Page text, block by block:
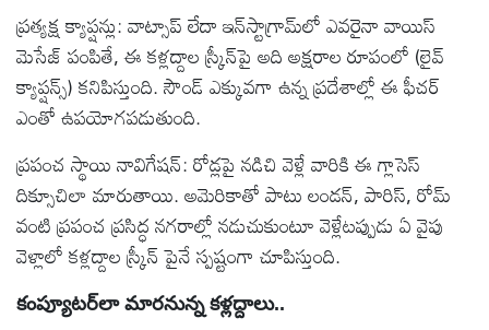
ప్రత్యక్ష క్యాప్షన్లు: వాట్సాప్ లేదా ఇన్‌స్టాగ్రామ్‌లో ఎవరైనా వాయిస్
మెసేజ్ పంపితే, ఈ కళ్లద్దాల స్క్రీన్‌పై అది అక్షరాల రూపంలో (లైవ్
క్యాప్షన్స్) కనిపిస్తుంది. సౌండ్ ఎక్కువగా ఉన్న ప్రదేశాల్లో ఈ ఫీచర్
ఎంతో ఉపయోగపడుతుంది.
ప్రపంచ స్థాయి నావిగేషన్: రోడ్లపై నడిచి వెళ్లే వారికి ఈ గ్లాసెస్
దిక్సూచిలా మారుతాయి. అమెరికాతో పాటు లండన్, పారిస్, రోమ్
వంటి ప్రపంచ ప్రసిద్ధ నగరాల్లో నడుచుకుంటూ వెళ్లేటప్పుడు ఏ వైపు
వెళ్లాలో కళ్లద్దాల స్క్రీన్ పైనే స్పష్టంగా చూపిస్తుంది.
కంప్యూటర్‌లా మారనున్న కళ్లద్దాలు..